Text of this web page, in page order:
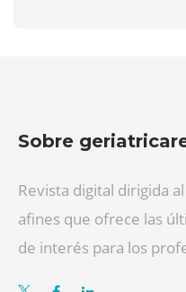
Sobre
Revista digital dirigida
afines que ofrece las
de interés para los